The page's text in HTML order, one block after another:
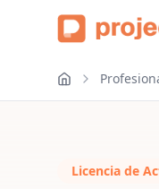
Licencia de